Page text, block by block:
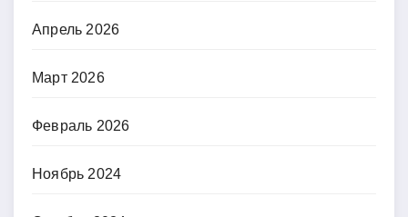
Апрель 2026
Март 2026
Февраль 2026
Ноябрь 2024